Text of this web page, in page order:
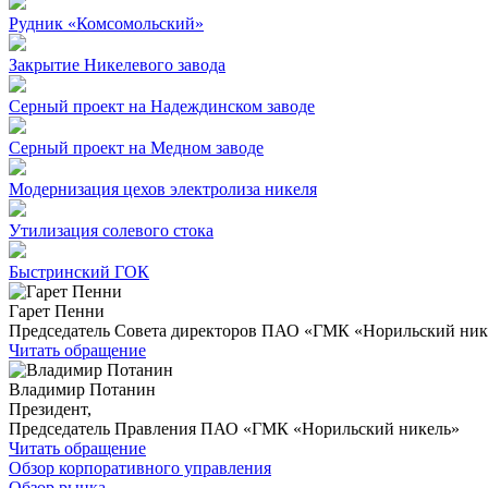
Рудник «Комсомольский»
Закрытие Никелевого завода
Серный проект на Надеждинском заводе
Серный проект на Медном заводе
Модернизация цехов электролиза никеля
Утилизация солевого стока
Быстринский ГОК
Гарет Пенни
Председатель Совета директоров ПАО «ГМК «Норильский
Читать обращение
Владимир Потанин
Президент,
Председатель Правления ПАО «ГМК «Норильский никель»
Читать обращение
Обзор корпоративного управления